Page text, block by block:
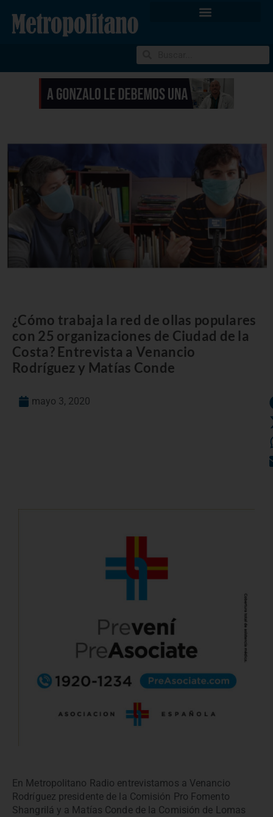
¿Cómo trabaja la red de ollas populares
con 25 organizaciones de Ciudad de la
Costa? Entrevista a Venancio
Rodríguez y Matías Conde
mayo 3, 2020
En Metropolitano Radio entrevistamos a Venancio
Rodríguez presidente de la Comisión Pro Fomento
Shangrilá y a Matías Conde de la Comisión de Lomas